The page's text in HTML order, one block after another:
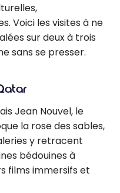
Voici les visites à ne
sur deux à trois
sans se presser.
Jean Nouvel, le
la rose des sables,
y retracent
bédouines à
films immersifs et